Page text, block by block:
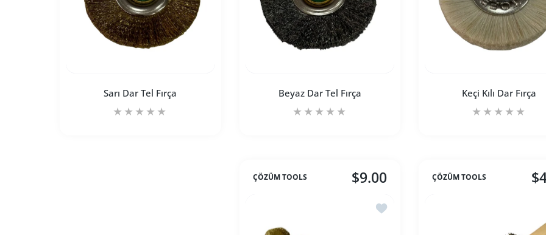
Sarı Dar Tel Fırça
Sarı Dar Tel Fırça Default Title için adedi artırın
Sarı Dar Tel Fırça Default Title için adedi artırın
Beyaz Dar Tel Fırça
Beyaz Dar Tel Fırça Default Title için adedi
Beyaz Dar Tel Fırça Default Title için adedi artırın
Keçi Kılı Dar Fırça
Keçi Kılı Dar
ÇÖZÜM TOOLS $9.00
İstek listesine ekle Motor Tel Fırça
ÇÖZÜM TOOLS